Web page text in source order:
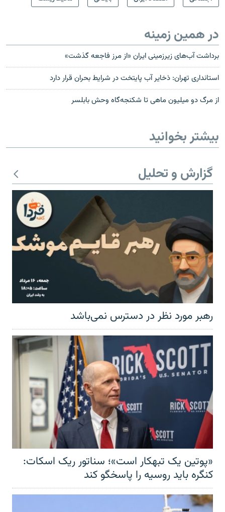
در همین زمینه
برداشت آب‌های زیرزمینی ایران «از مرز فاجعه گذشت»
استانداری تهران: ذخایر آب پایتخت در شرایط بحران قرار دارد
از مرگ دو میلیون ماهی تا شکنجه‌گاه وحش بابلسر
بیشتر بخوانید
گزارش و تحلیل
رهبر مورد نظر در دسترس نمی‌باشد
«پوتین یک تبهکار است»؛ سناتور ریک اسکات:
کنگره باید روسیه را پاسخگو کند